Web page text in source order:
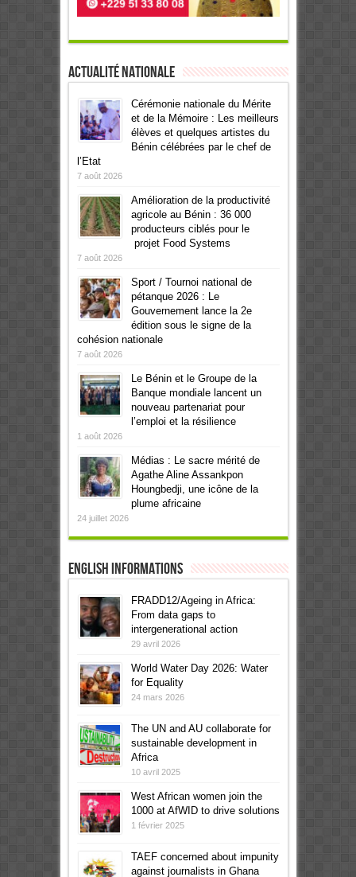
Actualité Nationale
Cérémonie nationale du Mérite
et de la Mémoire : Les meilleurs
élèves et quelques artistes du
Bénin célébrées par le chef de
l’Etat
7 août 2026
Amélioration de la productivité
agricole au Bénin : 36 000
producteurs ciblés pour le
projet Food Systems
7 août 2026
Sport / Tournoi national de
pétanque 2026 : Le
Gouvernement lance la 2e
édition sous le signe de la
cohésion nationale
7 août 2026
Le Bénin et le Groupe de la
Banque mondiale lancent un
nouveau partenariat pour
l’emploi et la résilience
1 août 2026
Médias : Le sacre mérité de
Agathe Aline Assankpon
Houngbedji, une icône de la
plume africaine
24 juillet 2026
English informations
FRADD12/Ageing in Africa:
From data gaps to
intergenerational action
29 avril 2026
World Water Day 2026: Water
for Equality
24 mars 2026
The UN and AU collaborate for
sustainable development in
Africa
10 avril 2025
West African women join the
1000 at AfWID to drive solutions
1 février 2025
TAEF concerned about impunity
against journalists in Ghana